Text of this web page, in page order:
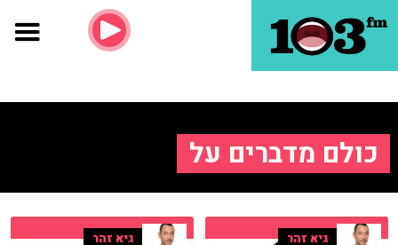
כולם מדברים על
גיא זהר גיא זהר